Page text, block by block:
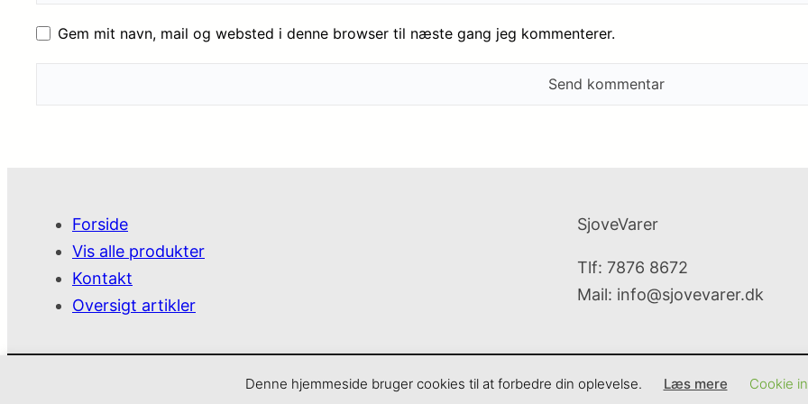
Gem mit navn, mail og websted i denne browser til næste gang jeg kommenterer.
Forside
Vis alle produkter
Kontakt
Oversigt artikler
SjoveVarer
Tlf: 7876 8672
Mail: info@sjovevarer.dk
Denne hjemmeside bruger cookies til at forbedre din oplevelse. Læs mere Cookie